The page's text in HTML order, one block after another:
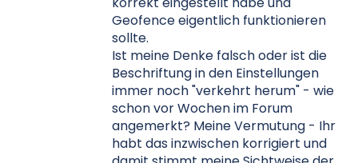
Geofence eigentlich funktionieren
sollte.
Ist meine Denke falsch oder ist die
Beschriftung in den Einstellungen
immer noch "verkehrt herum" - wie
schon vor Wochen im Forum
angemerkt? Meine Vermutung - Ihr
habt das inzwischen korrigiert und